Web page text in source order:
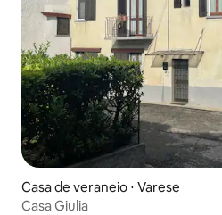
Casa de veraneio ⋅ Varese
Casa Giulia